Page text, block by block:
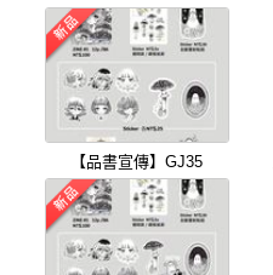
【品書宣傳】GJ35